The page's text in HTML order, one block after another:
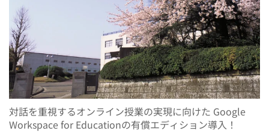
対話を重視するオンライン授業の実現に向けた Google
Workspace for Educationの有償エディション導入！